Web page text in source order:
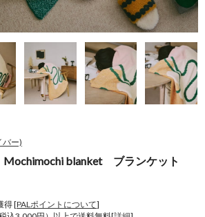
バー)
Mochimochi blanket ブランケット
得 [PALポイントについて]